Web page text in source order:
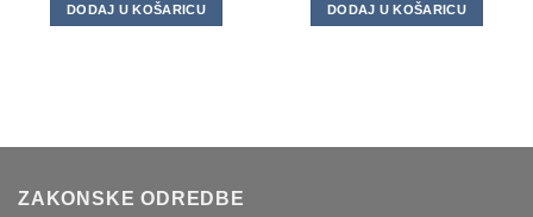
DODAJ U KOŠARICU DODAJ U KOŠARICU
ZAKONSKE ODREDBE